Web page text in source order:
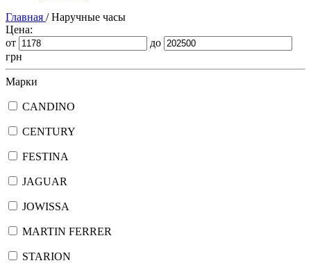
Главная /Наручные часы
Цена:
от
до
грн
Марки
CANDINO
CENTURY
FESTINA
JAGUAR
JOWISSA
MARTIN FERRER
STARION